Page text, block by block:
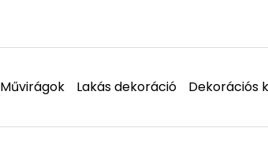
Művirágok Lakás dekoráció Dekorációs